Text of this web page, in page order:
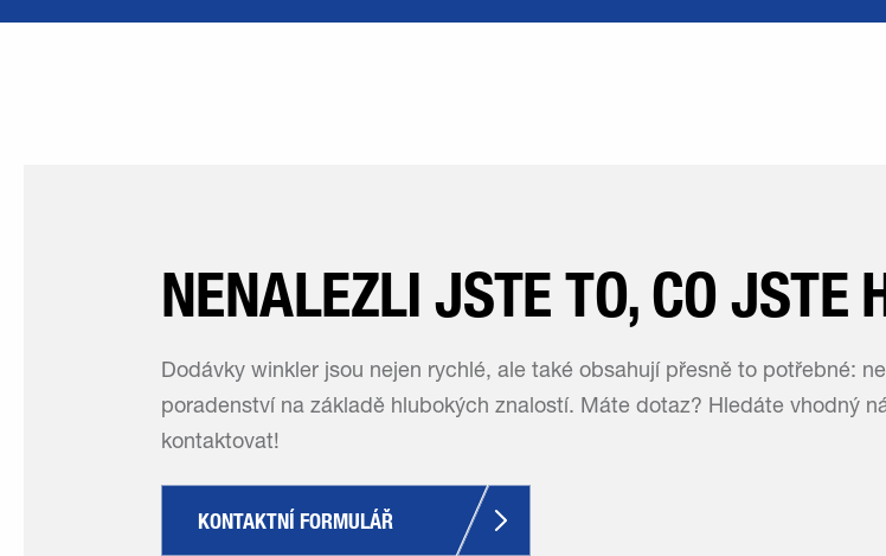
NENALEZLI JSTE TO, CO JSTE
Dodávky winkler jsou nejen rychlé, ale také obsahují přesně to potřebné:
poradenství na základě hlubokých znalostí. Máte dotaz? Hledáte vhodný
kontaktovat!
KONTAKTNÍ FORMULÁŘ